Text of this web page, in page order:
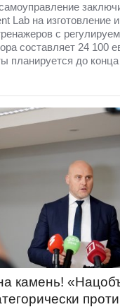
Lab на изготовление
с
составляет 24 100
планируется до конца
камень!